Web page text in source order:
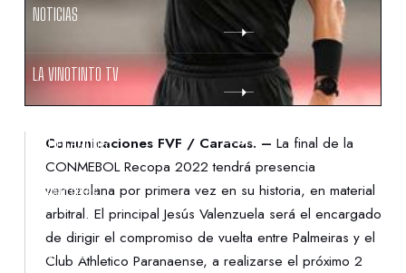
NOTICIAS
LA VINOTINTO TV
NOTIFICACIONES
NORMATIVAS
CONTACTO
Comunicaciones FVF / Caracas. – La final de la
CONMEBOL Recopa 2022 tendrá presencia
venezolana por primera vez en su historia, en material
arbitral. El principal Jesús Valenzuela será el encargado
de dirigir el compromiso de vuelta entre Palmeiras y el
Club Athletico Paranaense, a realizarse el próximo 2